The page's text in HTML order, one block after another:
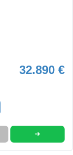
32.890 €
➜